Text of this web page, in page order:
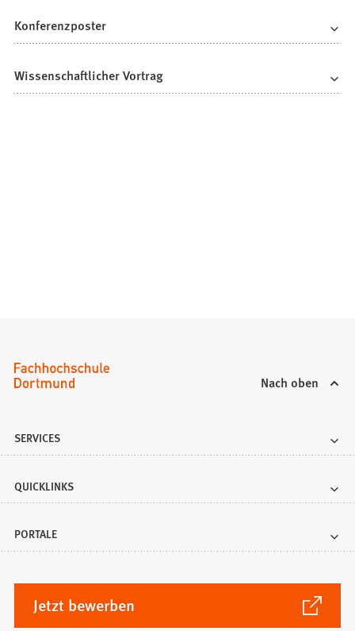
Konferenzposter
Wissenschaftlicher Vortrag
Nach oben
SERVICES
QUICKLINKS
PORTALE
Jetzt bewerben
(Öffnet
in